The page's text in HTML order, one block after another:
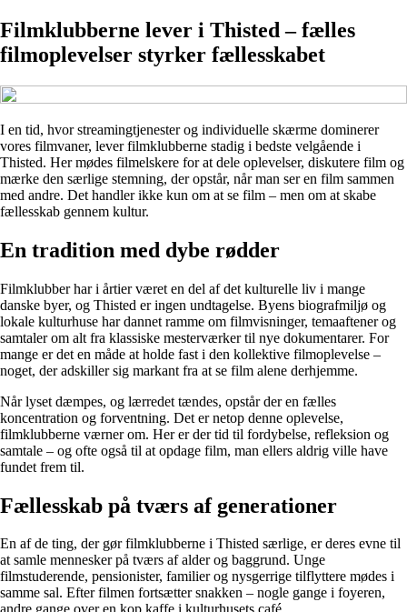
Filmklubberne lever i Thisted – fælles
filmoplevelser styrker fællesskabet
I en tid, hvor streamingtjenester og individuelle skærme dominerer
vores filmvaner, lever filmklubberne stadig i bedste velgående i
Thisted. Her mødes filmelskere for at dele oplevelser, diskutere film og
mærke den særlige stemning, der opstår, når man ser en film sammen
med andre. Det handler ikke kun om at se film – men om at skabe
fællesskab gennem kultur.
En tradition med dybe rødder
Filmklubber har i årtier været en del af det kulturelle liv i mange
danske byer, og Thisted er ingen undtagelse. Byens biografmiljø og
lokale kulturhuse har dannet ramme om filmvisninger, temaaftener og
samtaler om alt fra klassiske mesterværker til nye dokumentarer. For
mange er det en måde at holde fast i den kollektive filmoplevelse –
noget, der adskiller sig markant fra at se film alene derhjemme.
Når lyset dæmpes, og lærredet tændes, opstår der en fælles
koncentration og forventning. Det er netop denne oplevelse,
filmklubberne værner om. Her er der tid til fordybelse, refleksion og
samtale – og ofte også til at opdage film, man ellers aldrig ville have
fundet frem til.
Fællesskab på tværs af generationer
En af de ting, der gør filmklubberne i Thisted særlige, er deres evne til
at samle mennesker på tværs af alder og baggrund. Unge
filmstuderende, pensionister, familier og nysgerrige tilflyttere mødes i
samme sal. Efter filmen fortsætter snakken – nogle gange i foyeren,